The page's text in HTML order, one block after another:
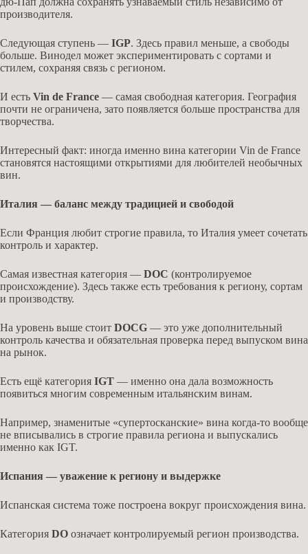
производителя.
Следующая ступень — IGP. Здесь правил меньше, а свободы
больше. Винодел может экспериментировать с сортами и
стилем, сохраняя связь с регионом.
И есть Vin de France — самая свободная категория. География
почти не ограничена, зато появляется больше пространства для
творчества.
Интересный факт: иногда именно вина категории Vin de France
становятся настоящими открытиями для любителей необычных
вин.
Италия — баланс между традицией и свободой
Если Франция любит строгие правила, то Италия умеет сочетать
контроль и характер.
Самая известная категория — DOC (контролируемое
происхождение). Здесь также есть требования к региону, сортам
и производству.
На уровень выше стоит DOCG — это уже дополнительный
контроль качества и обязательная проверка перед выпуском вина
на рынок.
Есть ещё категория IGT — именно она дала возможность
появиться многим современным итальянским винам.
Например, знаменитые «супертосканские» вина когда-то вообще
не вписывались в строгие правила региона и выпускались
именно как IGT.
Испания — уважение к региону и выдержке
Испанская система тоже построена вокруг происхождения вина.
Категория DO означает контролируемый регион производства.